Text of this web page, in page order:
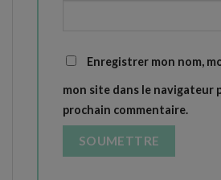
Enregistrer mon nom,
mon site dans le navigateur
prochain commentaire.